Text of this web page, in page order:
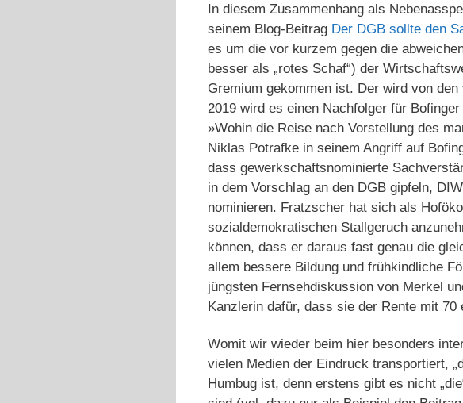
In diesem Zusammenhang als
seinem Blog-Beitrag Der DGB sollte den
es um die vor kurzem gegen die
besser als „rotes Schaf“) der
Gremium gekommen ist. Der wird von
2019 wird es einen Nachfolger für
»Wohin die Reise nach Vorstellung des
Niklas Potrafke in seinem Angriff auf
dass gewerkschaftsnominierte
in dem Vorschlag an den DGB gipfeln,
nominieren. Fratzscher hat sich als
sozialdemokratischen Stallgeruch
können, dass er daraus fast genau die
allem bessere Bildung und frühkindliche
jüngsten Fernsehdiskussion von Merkel
Kanzlerin dafür, dass sie der Rente mit 70
Womit wir wieder beim hier besonders
vielen Medien der Eindruck transportiert,
Humbug ist, denn erstens gibt es nicht